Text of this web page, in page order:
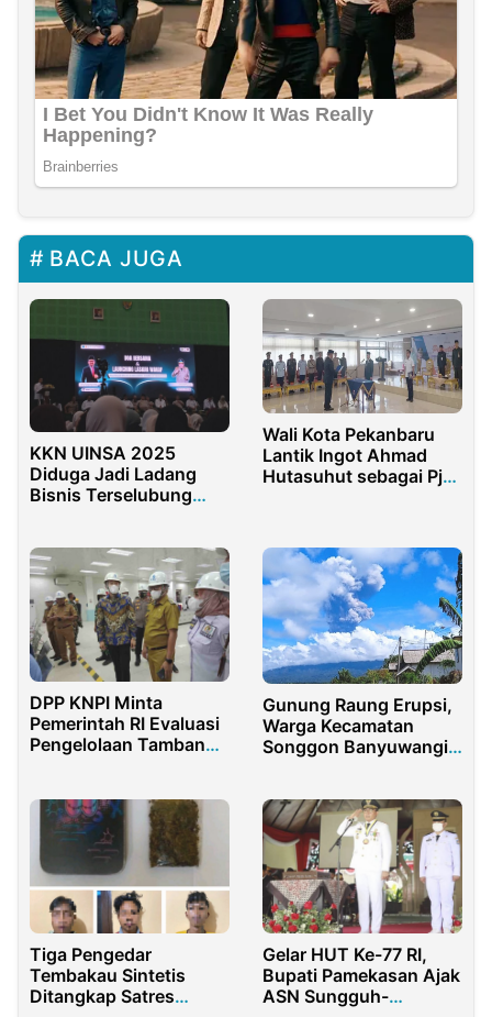
BACA JUGA
KKN UINSA 2025
Diduga Jadi Ladang
Bisnis Terselubung
Wali Kota Pekanbaru
Lantik Ingot Ahmad
Hutasuhut sebagai Pj
DPP KNPI Minta
Pemerintah RI Evaluasi
Pengelolaan Tambang
Gunung Raung Erupsi,
Warga Kecamatan
Songgon Banyuwangi
Tiga Pengedar
Tembakau Sintetis
Ditangkap Satres
Gelar HUT Ke-77 RI,
Bupati Pamekasan Ajak
ASN Sungguh-